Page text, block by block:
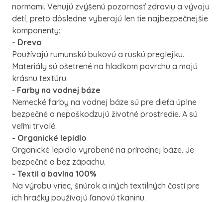
normami. Venujú zvýšenú pozornosť zdraviu a vývoju
detí, preto dôsledne vyberajú len tie najbezpečnejšie
komponenty:
- Drevo
Používajú rumunskú bukovú a ruskú preglejku.
Materiály sú ošetrené na hladkom povrchu a majú
krásnu textúru.
- Farby na vodnej báze
Nemecké farby na vodnej báze sú pre dieťa úplne
bezpečné a nepoškodzujú životné prostredie. A sú
veľmi trvalé.
- Organické lepidlo
Organické lepidlo vyrobené na prírodnej báze. Je
bezpečné a bez zápachu.
- Textil a bavlna 100%
Na výrobu vriec, šnúrok a iných textilných častí pre
ich hračky používajú ľanovú tkaninu.